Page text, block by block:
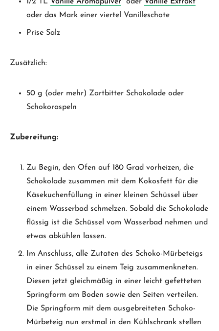
oder das Mark einer viertel Vanilleschote
Prise Salz
Zusätzlich:
50 g (oder mehr) Zartbitter Schokolade oder
Schokoraspeln
Zubereitung:
Zu Begin, den Ofen auf 180 Grad vorheizen, die
Schokolade zusammen mit dem Kokosfett für die
Käsekuchenfüllung in einer kleinen Schüssel über
einem Wasserbad schmelzen. Sobald die Schokolade
flüssig ist die Schüssel vom Wasserbad nehmen und
etwas abkühlen lassen.
Im Anschluss, alle Zutaten des Schoko-Mürbeteigs
in einer Schüssel zu einem Teig zusammenkneten.
Diesen jetzt gleichmäßig in einer leicht gefetteten
Springform am Boden sowie den Seiten verteilen.
Die Springform mit dem ausgebreiteten Schoko-
Mürbeteig nun erstmal in den Kühlschrank stellen